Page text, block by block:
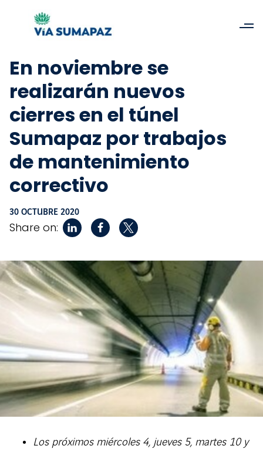
En noviembre se
realizarán nuevos
cierres en el túnel
Sumapaz por trabajos
de mantenimiento
correctivo
30 OCTUBRE 2020
Share on:
Los próximos miércoles 4, jueves 5, martes 10 y